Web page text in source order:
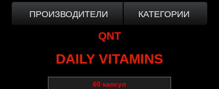
ПРОИЗВОДИТЕЛИ КАТЕГОРИИ
QNT
DAILY VITAMINS
60 капсул